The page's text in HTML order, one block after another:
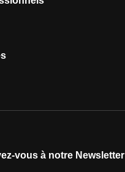
vous à notre Newsletter